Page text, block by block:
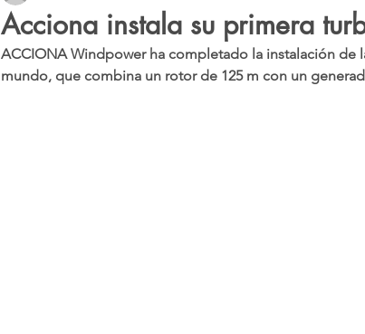
Acciona instala su primera
ACCIONA Windpower ha completado la instalación de
mundo, que combina un rotor de 125 m con un